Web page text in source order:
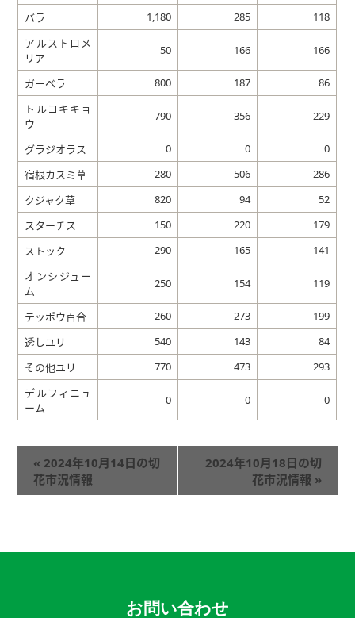
バラ 1,180 285
118
アルストロメ
リア
50 166 166
ガーベラ 800 187
86
トルコキキョ
ウ
790 356 229
グラジオラス 0 0
0
宿根カスミ草
280 506
286
クジャク草
820 94
52
スターチス
150 220
179
ストック
290 165
141
オンシジュー
ム
250 154 119
テッポウ百合 260 273
199
透しユリ
540 143
84
その他ユリ
770 473
293
デルフィニュ
ーム
0 0 0
« 2024年10月14日の切
花市況情報
2024年10月18日の切
花市況情報 »
お問い合わせ